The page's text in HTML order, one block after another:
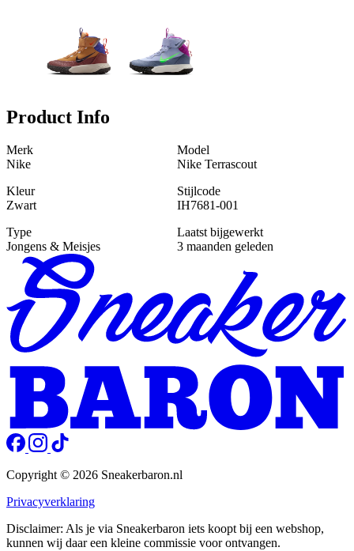
Product Info
Merk
Nike
Model
Nike Terrascout
Kleur
Zwart
Stijlcode
IH7681-001
Type
Jongens & Meisjes
Laatst bijgewerkt
3 maanden geleden
Copyright © 2026 Sneakerbaron.nl
Privacyverklaring
Disclaimer: Als je via Sneakerbaron iets koopt bij een webshop,
kunnen wij daar een kleine commissie voor ontvangen.